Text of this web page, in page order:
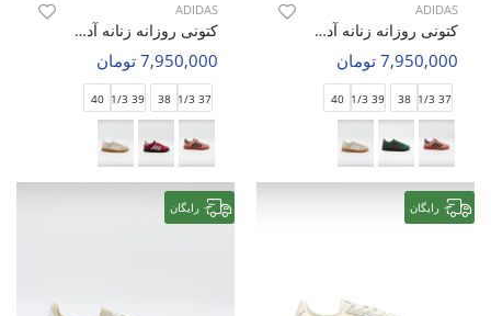
ADIDAS
کتونی روزانه زنانه آدیداس Adidas Spezial W
7,950,000 تومان
37 1/3
38
39 1/3
40
ADIDAS
کتونی روزانه زنانه آدیداس Adidas Spezial W
7,950,000 تومان
37 1/3
38
39 1/3
40
رایگان رایگان